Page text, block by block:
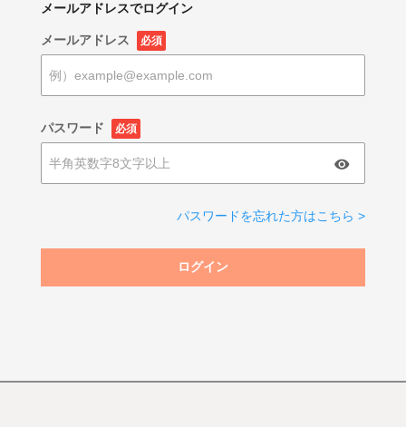
メールアドレスでログイン
メールアドレス 必須
パスワード 必須
パスワードを忘れた方はこちら >
ログイン